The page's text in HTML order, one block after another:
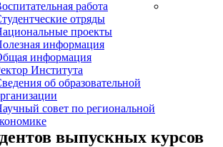
работа
отряды
проекты
информация
информация
Института
об образовательной
совет по региональной
выпускных курсов